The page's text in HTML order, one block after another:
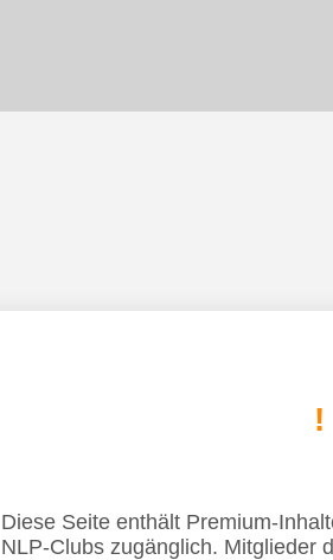
!
Diese Seite enthält Premium-
NLP-Clubs zugänglich. Mitglieder